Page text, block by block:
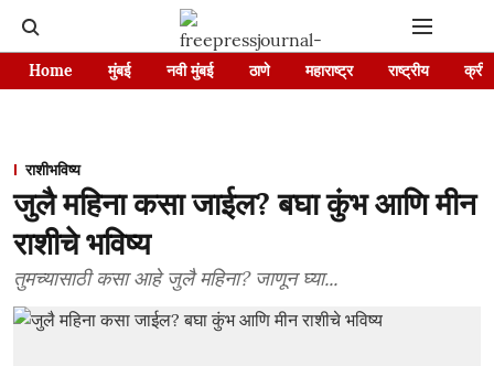
Home मुंबई नवी मुंबई ठाणे महाराष्ट्र राष्ट्रीय
राशीभविष्य
जुलै महिना कसा जाईल? बघा कुंभ आणि मीन
राशीचे भविष्य
तुमच्यासाठी कसा आहे जुलै महिना? जाणून घ्या...